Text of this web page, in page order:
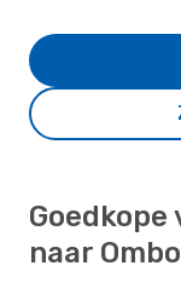
naar